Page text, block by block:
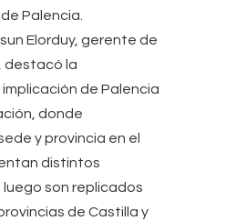
Palencia.
Elorduy, gerente de
destacó la
de Palencia
donde
y provincia en el
distintos
son replicados
de Castilla y